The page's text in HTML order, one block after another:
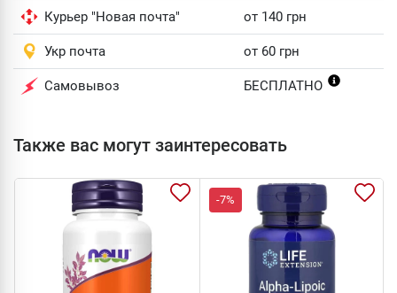
Курьер "Новая почта" от 140 грн
Укр почта от 60 грн
Самовывоз БЕСПЛАТНО
Также вас могут заинтересовать
-7%